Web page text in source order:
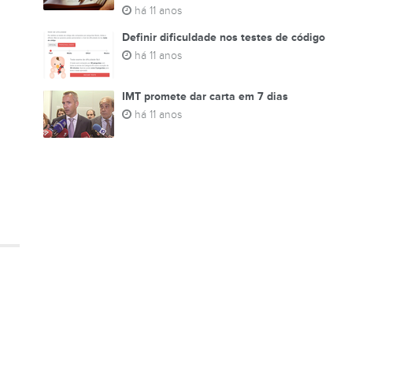
há 11 anos
Definir dificuldade nos testes de código
há 11 anos
IMT promete dar carta em 7 dias
há 11 anos